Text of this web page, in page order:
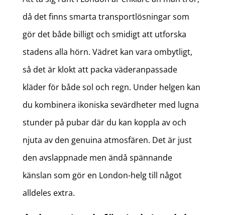
då det finns smarta transportlösningar som
gör det både billigt och smidigt att utforska
stadens alla hörn. Vädret kan vara ombytligt,
så det är klokt att packa väderanpassade
kläder för både sol och regn. Under helgen kan
du kombinera ikoniska sevärdheter med lugna
stunder på pubar där du kan koppla av och
njuta av den genuina atmosfären. Det är just
den avslappnade men ändå spännande
känslan som gör en London-helg till något
alldeles extra.